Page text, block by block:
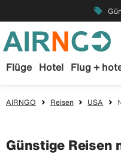
local_offer
Flüge Hotel Flug +
AIRNGO Reisen USA
Günstige Reisen